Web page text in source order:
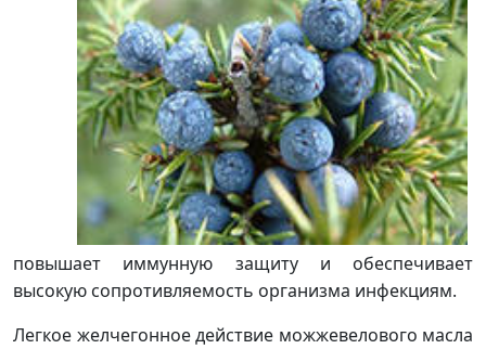
повышает иммунную защиту и обеспечивает
высокую сопротивляемость организма инфекциям.
Легкое желчегонное действие можжевелового масла